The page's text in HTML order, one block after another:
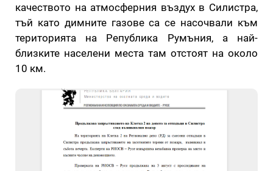
качеството на атмосферния въздух в Силистра,
тъй като димните газове са се насочвали към
територията на Република Румъния, а най-
близките населени места там отстоят на около
10 км.